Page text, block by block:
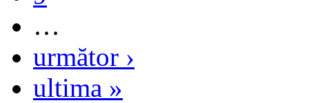
…
următor ›
ultima »